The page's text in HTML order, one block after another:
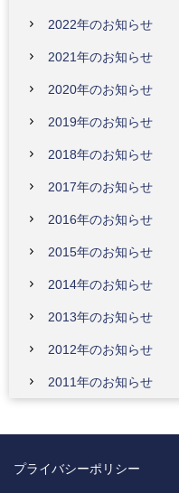
2022年のお知らせ
2021年のお知らせ
2020年のお知らせ
2019年のお知らせ
2018年のお知らせ
2017年のお知らせ
2016年のお知らせ
2015年のお知らせ
2014年のお知らせ
2013年のお知らせ
2012年のお知らせ
2011年のお知らせ
プライバシーポリシー